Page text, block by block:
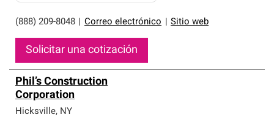
(888) 209-8048 Correo electrónico Sitio web
Solicitar una cotización
Phil’s Construction
Corporation
Hicksville, NY